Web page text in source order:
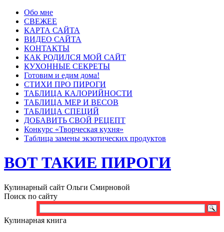
Обо мне
СВЕЖЕЕ
КАРТА САЙТА
ВИДЕО САЙТА
КОНТАКТЫ
КАК РОДИЛСЯ МОЙ САЙТ
КУХОННЫЕ СЕКРЕТЫ
Готовим и едим дома!
СТИХИ ПРО ПИРОГИ
ТАБЛИЦА КАЛОРИЙНОСТИ
ТАБЛИЦА МЕР И ВЕСОВ
ТАБЛИЦА СПЕЦИЙ
ДОБАВИТЬ СВОЙ РЕЦЕПТ
Конкурс «Творческая кухня»
Таблица замены экзотических продуктов
ВОТ ТАКИЕ ПИРОГИ
Кулинарный сайт Ольги Смирновой
Поиск по сайту
Кулинарная книга